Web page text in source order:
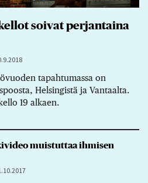
soivat perjantaina
tapahtumassa on
Helsingistä ja Vantaalta.
19 alkaen.
muistuttaa ihmisen